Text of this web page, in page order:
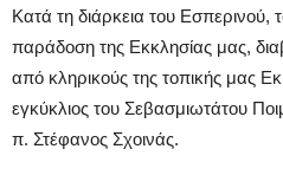
Κατά τη διάρκεια του Εσπερινού,
παράδοση της Εκκλησίας μας,
από κληρικούς της τοπικής μας
εγκύκλιος του Σεβασμιωτάτου
π. Στέφανος Σχοινάς.